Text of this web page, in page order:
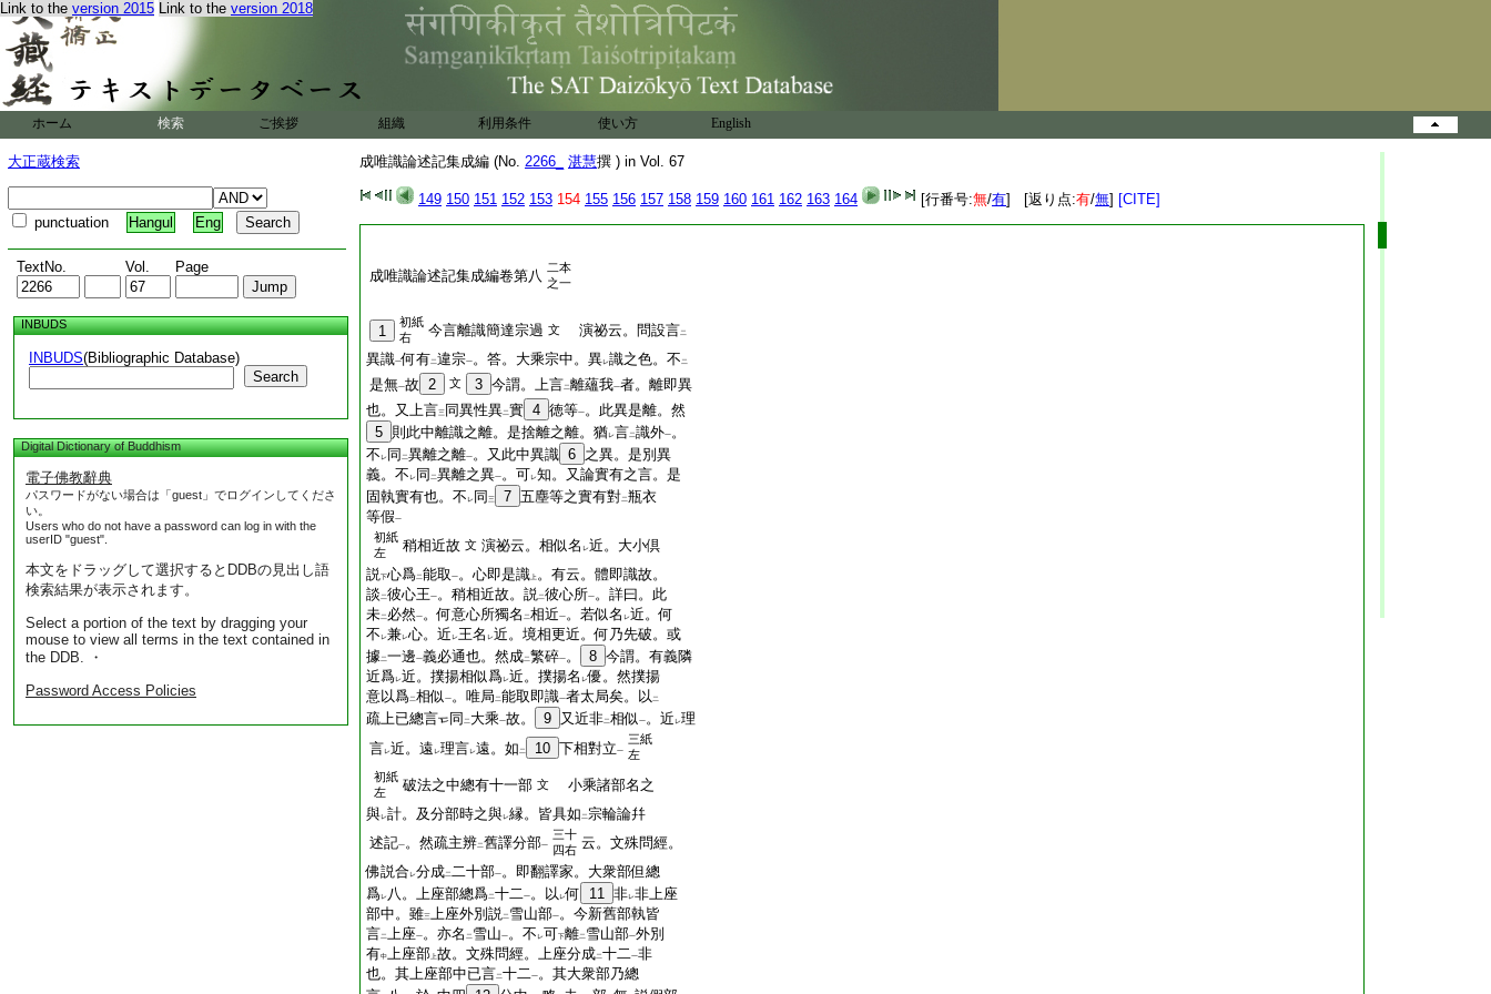
Link to the version 2015 Link to the version 2018
ホーム 検索 ご挨拶 組織 利用条件 使い方 English
大正蔵検索
punctuation Hangul Eng
TextNo. Vol. Page
INBUDS
INBUDS(Bibliographic Database)
Search
Digital Dictionary of Buddhism
電子佛教辭典
パスワードがない場合は「guest」でログインしてくださ
い。
Users who do not have a password can log in with the
userID "guest".
本文をドラッグして選択するとDDBの見出し語
検索結果が表示されます。
Select a portion of the text by dragging your
mouse to view all terms in the text contained in
the DDB. ・
Password Access Policies
成唯識論述記集成編 (No. 2266_ 湛慧撰 ) in Vol. 67
149 150 151 152 153 154 155 156 157 158 159 160 161 162 163 164 [行番号:無/有] [返り点:有/無] [CITE]
成唯識論述記集成編卷第八 二本
之一
1
初紙
右
今言離識簡達宗過 文 演祕云。問設言二
異識一何有二違宗一。答。大乘宗中。異レ識之色。不 二
是無一故 2 文 3 今謂。上言二離蘊我一者。離即異
也。又上言三 同異性異二實 4 徳等一。此異是離。然
5 則此中離識之離。是捨離之離。猶レ言二識外一。
不 レ 同 二異離之離一。又此中異識 6 之異。是別異
義。不 レ 同 二異離之異一。可レ知。又論實有之言。是
固執實有也。不 レ 同 三 7 五塵等之實有對二瓶衣
等假一
初紙
左
稍相近故 文 演祕云。相似名 レ近。大小倶
説下心爲二能取一。心即是識 上 。有云。體即識故。
談 二彼心王一。稍相近故。説二彼心所一。詳曰。此
未二 必然一。何意心所獨名 二相近一。若似名 レ近。何
不 レ兼レ心。近 レ王名 レ近。境相更近。何乃先破。或
據二一邊一義必通也。然成二繁碎一。 8 今謂。有義隣
近爲レ近。撲揚相似爲レ近。撲揚名 レ優。然撲揚
意以爲二相似一。唯局 二能取即識一者太局矣。以 二
疏上已總言 同 二 大乘一故。 9 又近非二相似一。近 レ理
言レ近。遠 レ理言レ遠。如 二 10 下相對立一
三紙
左
初紙
左
破法之中總有十一部 文
小乘諸部名之
與レ計。及分部時之與レ縁。皆具如 二宗輪論幷
述記一。然疏主辨二舊譯分部一
三十
四右 云。文殊問經。
佛説合レ分成二二十部一。即翻譯家。大衆部但總
爲レ八。上座部總爲二十二一。以 レ何 11 非レ非上座
部中。雖三上座外別説二 雪山部一。今新舊部執皆
言二上座一。亦名 二 雪山一。不 レ可下離二 雪山部一外別
有中上座部 上故。文殊問經。上座分成二十二一非
也。其上座部中已言二十二一。其大衆部乃總